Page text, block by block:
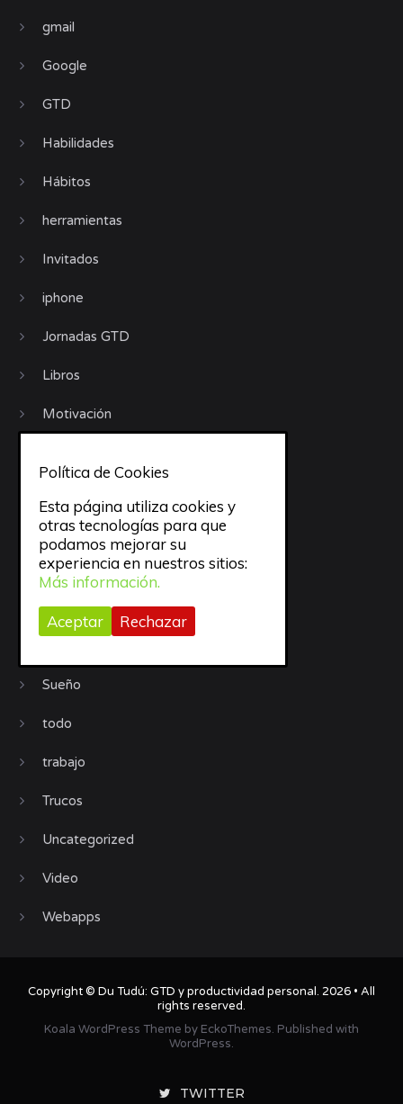
gmail
Google
GTD
Habilidades
Hábitos
herramientas
Invitados
iphone
Jornadas GTD
Libros
Motivación
Organización
Procrastinación
Productividad
Sueño
todo
trabajo
Trucos
Uncategorized
Video
Webapps
Copyright © Du Tudú: GTD y productividad personal. 2026 • All
rights reserved.
Koala WordPress Theme by EckoThemes. Published with
WordPress.
TWITTER
Política de Cookies
Esta página utiliza cookies y
otras tecnologías para que
podamos mejorar su
experiencia en nuestros sitios:
Más información.
Aceptar Rechazar